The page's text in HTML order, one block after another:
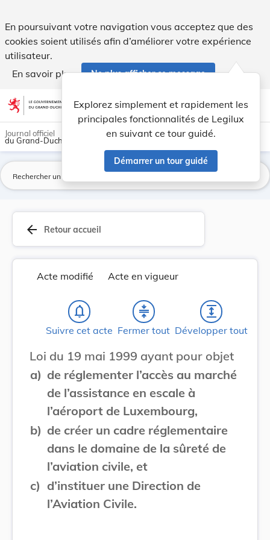
En poursuivant votre navigation vous acceptez que des
cookies soient utilisés afin d’améliorer votre expérience
utilisateur.
En savoir plus
Ne plus afficher ce message
Aller au contenu account_circle help Aide
Explorez simplement et rapidement les
principales fonctionnalités de Legilux
en suivant ce tour guidé.
Démarrer un tour guidé
light_mode dark_mode
Journal officiel
du Grand-Duché de Luxembourg
arrow_back Retour accueil
Acte modifié Acte en vigueur
notifications_none
Suivre cet acte
compress
Fermer tout
expand
Développer tout
Loi du 19 mai 1999 ayant pour objet
a) de réglementer l’accès au marché
de l’assistance en escale à
l’aéroport de Luxembourg,
b) de créer un cadre réglementaire
dans le domaine de la sûreté de
l’aviation civile, et
c) d’instituer une Direction de
l’Aviation Civile.